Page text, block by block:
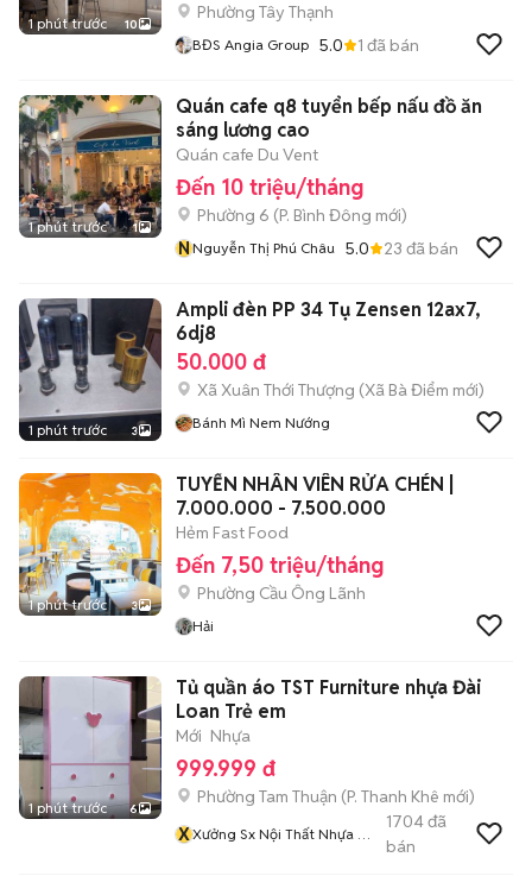
1 phút trước 10
Phường Tây Thạnh
BĐS Angia Group 5.0 1 đã bán
1 phút trước 1
Quán cafe q8 tuyển bếp nấu đồ ăn
sáng lương cao
Quán cafe Du Vent
Đến 10 triệu/tháng
Phường 6 (P. Bình Đông mới)
NNguyễn Thị Phú Châu 5.0 23 đã bán
1 phút trước 3
Ampli đèn PP 34 Tụ Zensen 12ax7,
6dj8
50.000 đ
Xã Xuân Thới Thượng (Xã Bà Điểm mới)
Bánh Mì Nem Nướng
1 phút trước 3
TUYỂN NHÂN VIÊN RỬA CHÉN |
7.000.000 - 7.500.000
Hẻm Fast Food
Đến 7,50 triệu/tháng
Phường Cầu Ông Lãnh
Hải
1 phút trước 6
Tủ quần áo TST Furniture nhựa Đài
Loan Trẻ em
Mới Nhựa
999.999 đ
Phường Tam Thuận (P. Thanh Khê mới)
XXưởng Sx Nội Thất Nhựa ĐL
1704đã
bán